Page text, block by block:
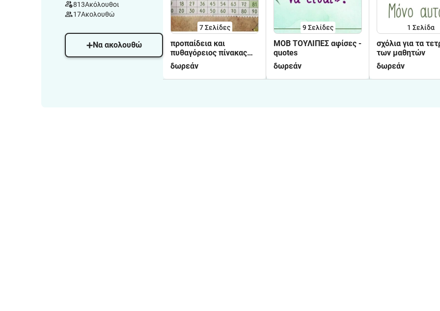
813Ακόλουθοι
17Ακολουθώ
Να ακολουθώ
7Σελίδες
προπαίδεια και
πυθαγόρειος πίνακας
πολλαπλασιασμού
δωρεάν
9Σελίδες
ΜΟΒ ΤΟΥΛΙΠΕΣ αφίσες -
quotes
δωρεάν
1 Σελίδα
σχόλια για τα τετράδια
των μαθητών
δωρεάν